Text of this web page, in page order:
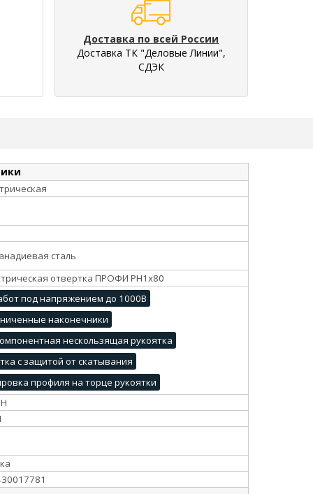
Доставка по всей России
Доставка ТК "Деловые Линии",
СДЭК
сталь
отвертка ПРОФИ PH1x80
под напряжением до 1000В
наконечники
нескользящая рукоятка
с защитой от скатывания
профиля на торце рукоятки